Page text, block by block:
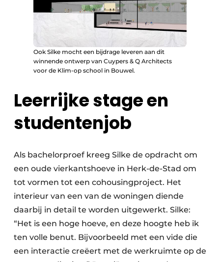
Ook Silke mocht een bijdrage leveren aan dit
winnende ontwerp van Cuypers & Q Architects
voor de Klim-op school in Bouwel.
Leerrijke stage en
studentenjob
Als bachelorproef kreeg Silke de opdracht om
een oude vierkantshoeve in Herk-de-Stad om
tot vormen tot een cohousingproject. Het
interieur van een van de woningen diende
daarbij in detail te worden uitgewerkt. Silke:
“Het is een hoge hoeve, en deze hoogte heb ik
ten volle benut. Bijvoorbeeld met een vide die
een interactie creëert met de werkruimte op de